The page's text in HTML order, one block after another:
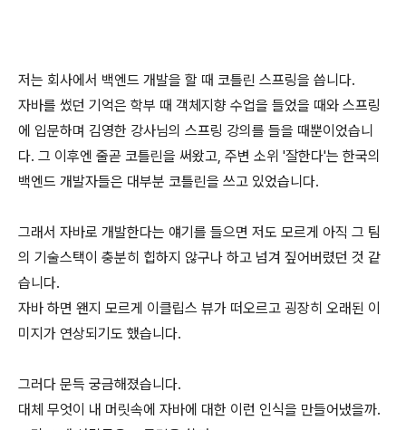
저는 회사에서 백엔드 개발을 할 때 코틀린 스프링을 씁니다.
자바를 썼던 기억은 학부 때 객체지향 수업을 들었을 때와 스프링
에 입문하며 김영한 강사님의 스프링 강의를 들을 때뿐이었습니
다. 그 이후엔 줄곧 코틀린을 써왔고, 주변 소위 '잘한다'는 한국의
백엔드 개발자들은 대부분 코틀린을 쓰고 있었습니다.
그래서 자바로 개발한다는 얘기를 들으면 저도 모르게 아직 그 팀
의 기술스택이 충분히 힙하지 않구나 하고 넘겨 짚어버렸던 것 같
습니다.
자바 하면 왠지 모르게 이클립스 뷰가 떠오르고 굉장히 오래된 이
미지가 연상되기도 했습니다.
그러다 문득 궁금해졌습니다.
대체 무엇이 내 머릿속에 자바에 대한 이런 인식을 만들어냈을까.